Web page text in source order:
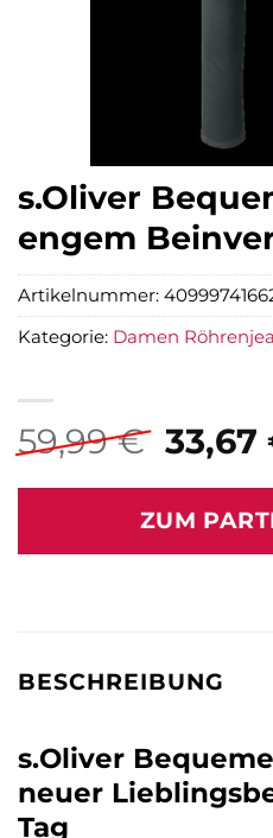
s.Oliver
engem
59,99€
Preis
war:
59,99
33,67
ZUM
Artikelnummer:
Kategorie: Damen
BESCHREIBUNG
s.Oliver
neuer
Tag